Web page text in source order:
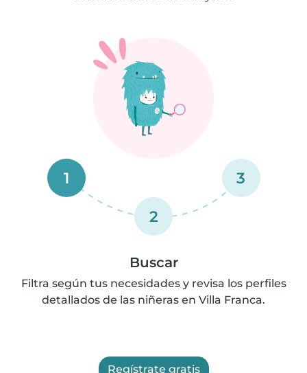
1
2
3
Buscar
Filtra según tus necesidades y revisa los perfiles
detallados de las niñeras en Villa Franca.
Regístrate gratis